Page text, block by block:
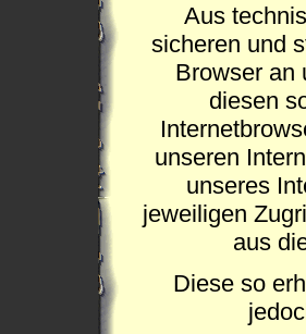
Aus
sicheren und
Browser an
diesen
unseren
unseres
jeweiligen
aus
Diese so